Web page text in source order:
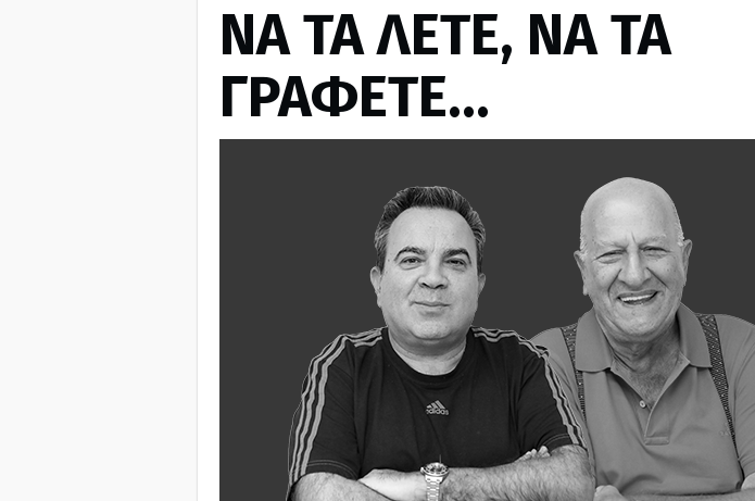
ΝΑ ΤΑ ΛΕΤΕ, ΝΑ ΤΑ
ΓΡΑΦΕΤΕ…